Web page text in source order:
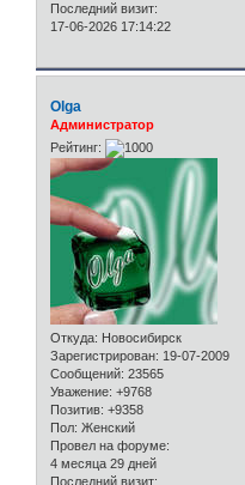
Последний визит:
17-06-2026 17:14:22
Olga
Администратор
Рейтинг:
Откуда: Новосибирск
Зарегистрирован: 19-07-2009
Сообщений: 23565
Уважение: +9768
Позитив: +9358
Пол: Женский
Провел на форуме:
4 месяца 29 дней
Последний визит: